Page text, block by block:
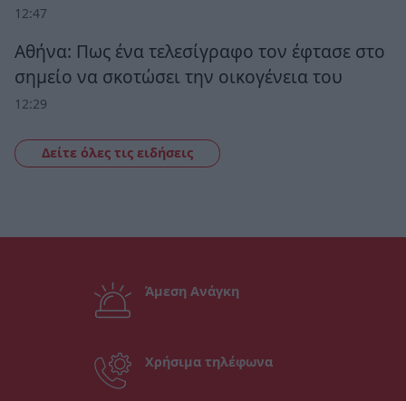
12:47
Αθήνα: Πως ένα τελεσίγραφο τον έφτασε στο
σημείο να σκοτώσει την οικογένεια του
12:29
Δείτε όλες τις ειδήσεις
Άμεση Ανάγκη
Χρήσιμα τηλέφωνα